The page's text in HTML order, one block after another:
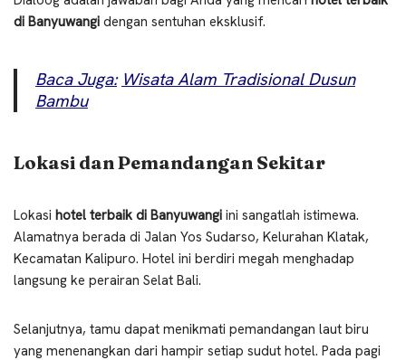
di Banyuwangi dengan sentuhan eksklusif.
Baca Juga: Wisata Alam Tradisional Dusun
Bambu
Lokasi dan Pemandangan Sekitar
Lokasi hotel terbaik di Banyuwangi ini sangatlah istimewa.
Alamatnya berada di Jalan Yos Sudarso, Kelurahan Klatak,
Kecamatan Kalipuro. Hotel ini berdiri megah menghadap
langsung ke perairan Selat Bali.
Selanjutnya, tamu dapat menikmati pemandangan laut biru
yang menenangkan dari hampir setiap sudut hotel. Pada pagi